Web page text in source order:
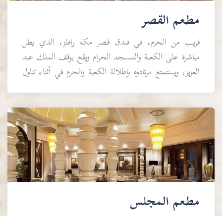
مطعم القصر
قريب من الحرم، في فندق قصر مكة رافلز، الذي يطل
مباشرة على الكعبة والمسجد الحرام ويقع بوقف الملك عبد
العزيز، ويستمتع مرتادوه بإطلالة الكعبة والحرم في أثناء تناول
مطعم المجلس